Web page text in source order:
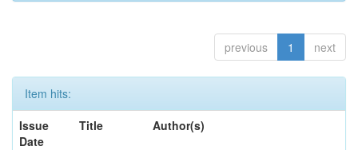
previous 1 next
Item hits:
Issue
Date
Title Author(s)